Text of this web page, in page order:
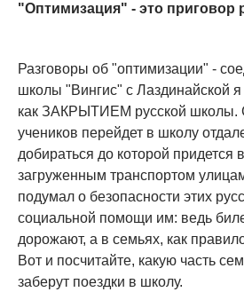
"Оптимизация" - это приговор
Разговоры об "оптимизации" -
школы "Вингис" с Лаздинайской
как ЗАКРЫТИЕМ русской школы.
учеников перейдет в школу
добираться до которой
загруженным транспортом
подумал о безопасности этих
социальной помощи им: ведь
дорожают, а в семьях, как
Вот и посчитайте, какую часть
заберут поездки в школу.